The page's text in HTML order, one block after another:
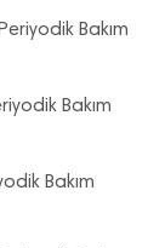
Bakım
Bakım
Bakım